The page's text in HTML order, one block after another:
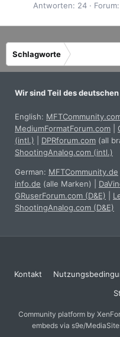
Antworten: 24
Forum:
Schlagworte
Wir sind Teil des
English:
MediumFormatForum.com
(intl.)
DPRforum.com (all
ShootingAnalog.com (intl.)
German: MFTCommunity.de
info.de (alle Marken)
GRuserForum.com (D&E)
ShootingAnalog.com (D&E)
Kontakt
Community platform by
embeds via s9e/